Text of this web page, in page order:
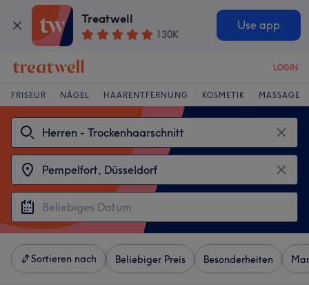
Treatwell
130K
Use app
LOGIN
FRISEUR NÄGEL HAARENTFERNUNG KOSMETIK MASSAGE
Sortieren nach Beliebiger Preis Besonderheiten